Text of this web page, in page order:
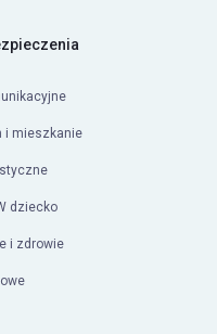
i mieszkanie
dziecko
i zdrowie